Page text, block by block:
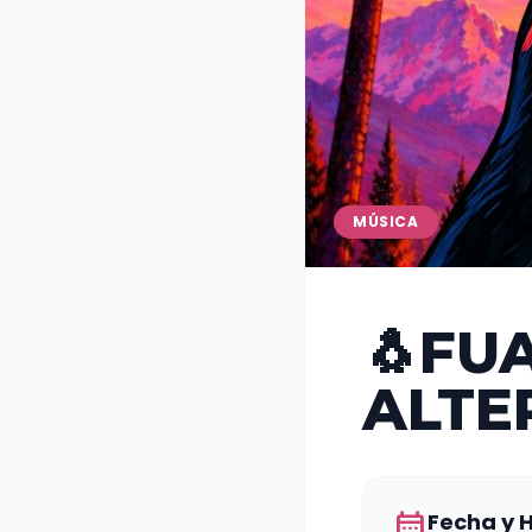
MÚSICA
Fecha y